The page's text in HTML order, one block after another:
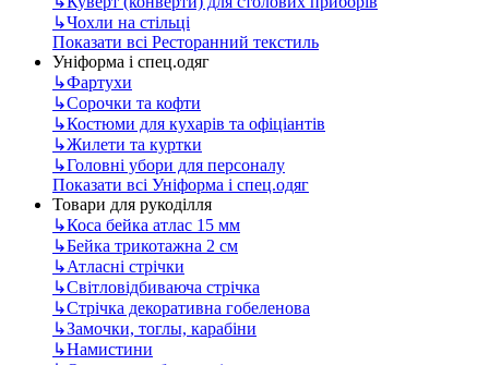
↳Чохли на стільці
Показати всі Ресторанний текстиль
Уніформа і спец.одяг
↳Фартухи
↳Сорочки та кофти
↳Костюми для кухарів та офіціантів
↳Жилети та куртки
↳Головні убори для персоналу
Показати всі Уніформа і спец.одяг
Товари для рукоділля
↳Коса бейка атлас 15 мм
↳Бейка трикотажна 2 см
↳Атласні стрічки
↳Світловідбиваюча стрічка
↳Стрічка декоративна гобеленова
↳Замочки, тоглы, карабіни
↳Намистини